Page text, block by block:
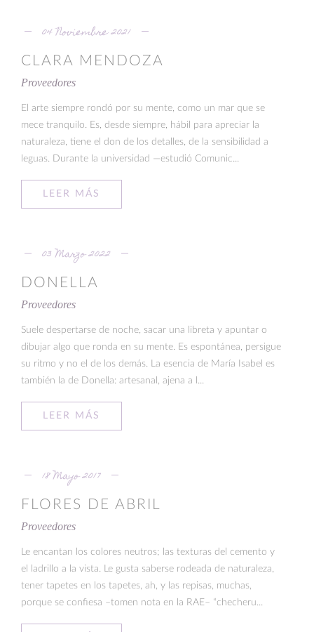
04 Noviembre 2021
CLARA MENDOZA
Proveedores
El arte siempre rondó por su mente, como un mar que se
mece tranquilo. Es, desde siempre, hábil para apreciar la
naturaleza, tiene el don de los detalles, de la sensibilidad a
leguas. Durante la universidad —estudió Comunic...
LEER MÁS
03 Marzo 2022
DONELLA
Proveedores
Suele despertarse de noche, sacar una libreta y apuntar o
dibujar algo que ronda en su mente. Es espontánea, persigue
su ritmo y no el de los demás. La esencia de María Isabel es
también la de Donella: artesanal, ajena a l...
LEER MÁS
18 Mayo 2017
FLORES DE ABRIL
Proveedores
Le encantan los colores neutros; las texturas del cemento y
el ladrillo a la vista. Le gusta saberse rodeada de naturaleza,
tener tapetes en los tapetes, ah, y las repisas, muchas,
porque se confiesa –tomen nota en la RAE– “checheru...